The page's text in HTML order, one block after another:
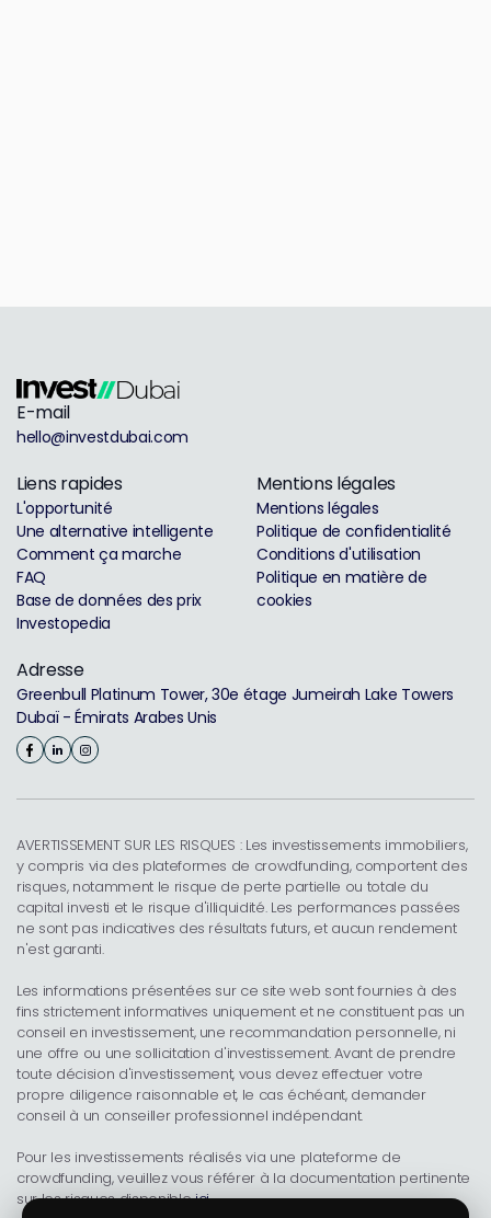
E-mail
hello@investdubai.com
Liens rapides
L'opportunité
Une alternative intelligente
Comment ça marche
FAQ
Base de données des prix
Investopedia
Mentions légales
Mentions légales
Politique de confidentialité
Conditions d'utilisation
Politique en matière de
cookies
Adresse
Greenbull Platinum Tower, 30e étage Jumeirah Lake Towers
Dubaï - Émirats Arabes Unis
AVERTISSEMENT SUR LES RISQUES : Les investissements immobiliers,
y compris via des plateformes de crowdfunding, comportent des
risques, notamment le risque de perte partielle ou totale du
capital investi et le risque d'illiquidité. Les performances passées
ne sont pas indicatives des résultats futurs, et aucun rendement
n'est garanti.
Les informations présentées sur ce site web sont fournies à des
fins strictement informatives uniquement et ne constituent pas un
conseil en investissement, une recommandation personnelle, ni
une offre ou une sollicitation d'investissement. Avant de prendre
toute décision d'investissement, vous devez effectuer votre
propre diligence raisonnable et, le cas échéant, demander
conseil à un conseiller professionnel indépendant.
Pour les investissements réalisés via une plateforme de
crowdfunding, veuillez vous référer à la documentation pertinente
sur les risques disponibleici.